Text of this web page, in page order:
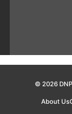
© 2026
About Us